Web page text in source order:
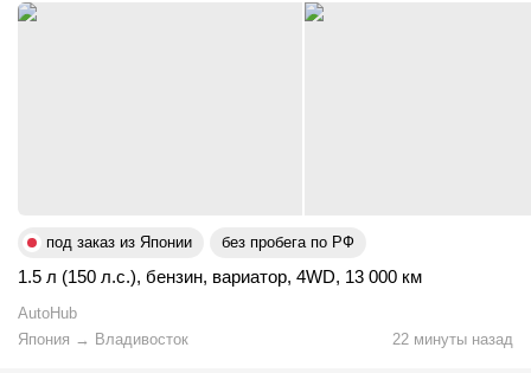
под заказ из Японии без пробега по РФ
1.5 л (150 л.с.), бензин, вариатор, 4WD, 13 000 км
AutoHub
Япония → Владивосток 22 минуты назад